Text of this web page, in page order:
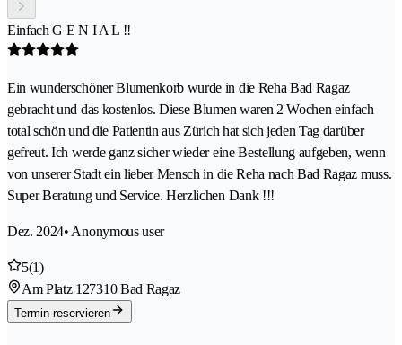
Einfach G E N I A L !!
Ein wunderschöner Blumenkorb wurde in die Reha Bad Ragaz
gebracht und das kostenlos. Diese Blumen waren 2 Wochen einfach
total schön und die Patientin aus Zürich hat sich jeden Tag darüber
gefreut. Ich werde ganz sicher wieder eine Bestellung aufgeben, wenn
von unserer Stadt ein lieber Mensch in die Reha nach Bad Ragaz muss.
Super Beratung und Service. Herzlichen Dank !!!
Dez. 2024• Anonymous user
5(1)
Am Platz 127310 Bad Ragaz
Termin reservieren